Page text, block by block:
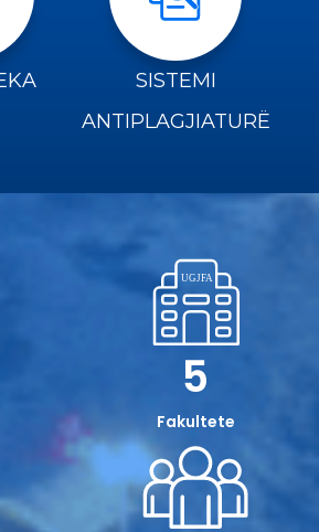
pozitë të lirë pune
13/07/2026
SISTEMI
ANTIPLAGJIATURË
5
Fakultete